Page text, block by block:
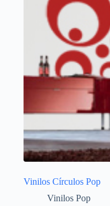
Vinilos Círculos Pop
Vinilos Pop